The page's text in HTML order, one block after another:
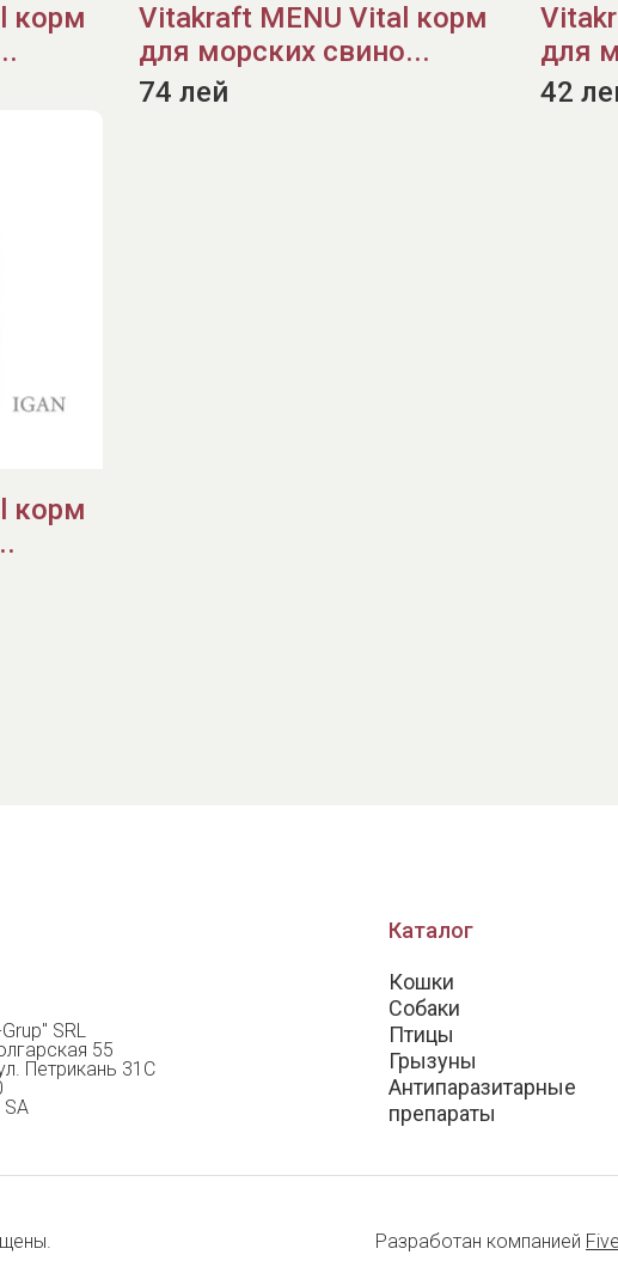
корм
Vitakraft MENU Vital корм
для морских свино...
74 лей
для
42
корм
SRL
55
Петрикань 31С
SA
Каталог
Кошки
Собаки
Птицы
Грызуны
Антипаразитарные
препараты
Разработан компанией